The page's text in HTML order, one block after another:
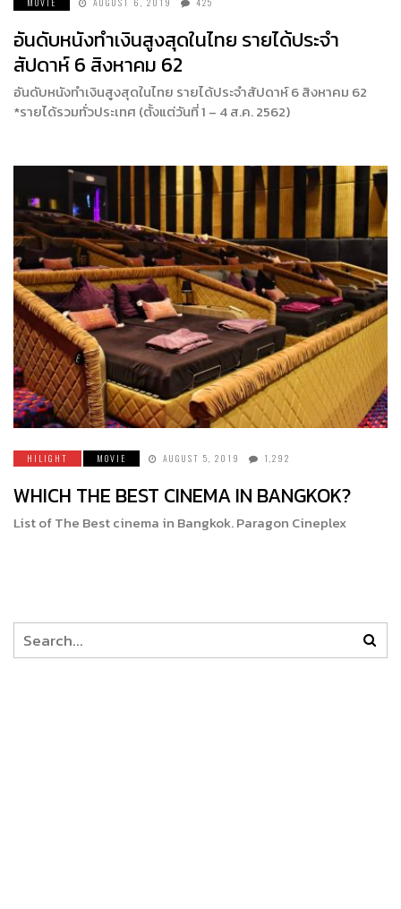
อันดับหนังทำเงินสูงสุดในไทย รายได้ประจำ
สัปดาห์ 6 สิงหาคม 62
อันดับหนังทำเงินสูงสุดในไทย รายได้ประจำสัปดาห์ 6 สิงหาคม 62
*รายได้รวมทั่วประเทศ (ตั้งแต่วันที่ 1 – 4 ส.ค. 2562)
HILIGHT MOVIE AUGUST 5, 2019 1,292
WHICH THE BEST CINEMA IN BANGKOK?
List of The Best cinema in Bangkok. Paragon Cineplex